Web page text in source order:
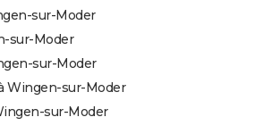
sur-Moder
sur-Moder
sur-Moder
Wingen-sur-Moder
sur-Moder